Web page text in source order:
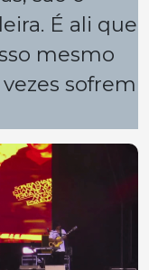
É ali que
mesmo
sofrem